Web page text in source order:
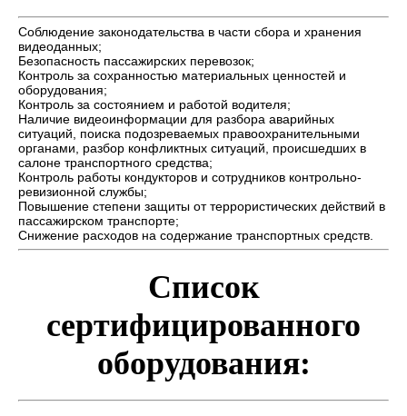
Соблюдение законодательства в части сбора и хранения
видеоданных;
Безопасность пассажирских перевозок;
Контроль за сохранностью материальных ценностей и
оборудования;
Контроль за состоянием и работой водителя;
Наличие видеоинформации для разбора аварийных
ситуаций, поиска подозреваемых правоохранительными
органами, разбор конфликтных ситуаций, происшедших в
салоне транспортного средства;
Контроль работы кондукторов и сотрудников контрольно-
ревизионной службы;
Повышение степени защиты от террористических действий в
пассажирском транспорте;
Снижение расходов на содержание транспортных средств.
Список
сертифицированного
оборудования: